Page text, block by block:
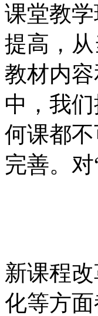
课堂教
提高，
教材内
中，我
何课都
完善。
新课程
化等方